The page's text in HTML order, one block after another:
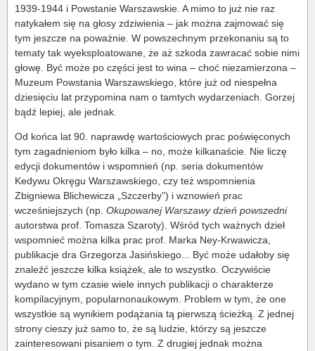
1939-1944 i Powstanie Warszawskie. A mimo to już nie raz
natykałem się na głosy zdziwienia – jak można zajmować się
tym jeszcze na poważnie. W powszechnym przekonaniu są to
tematy tak wyeksploatowane, że aż szkoda zawracać sobie nimi
głowę. Być może po części jest to wina – choć niezamierzona –
Muzeum Powstania Warszawskiego, które już od niespełna
dziesięciu lat przypomina nam o tamtych wydarzeniach. Gorzej
bądź lepiej, ale jednak.
Od końca lat 90. naprawdę wartościowych prac poświęconych
tym zagadnieniom było kilka – no, może kilkanaście. Nie liczę
edycji dokumentów i wspomnień (np. seria dokumentów
Kedywu Okręgu Warszawskiego, czy też wspomnienia
Zbigniewa Blichewicza „Szczerby”) i wznowień prac
wcześniejszych (np. Okupowanej Warszawy dzień powszedni
autorstwa prof. Tomasza Szaroty). Wśród tych ważnych dzieł
wspomnieć można kilka prac prof. Marka Ney-Krwawicza,
publikacje dra Grzegorza Jasińskiego... Być może udałoby się
znaleźć jeszcze kilka książek, ale to wszystko. Oczywiście
wydano w tym czasie wiele innych publikacji o charakterze
kompilacyjnym, popularnonaukowym. Problem w tym, że one
wszystkie są wynikiem podążania tą pierwszą ścieżką. Z jednej
strony cieszy już samo to, że są ludzie, którzy są jeszcze
zainteresowani pisaniem o tym. Z drugiej jednak można